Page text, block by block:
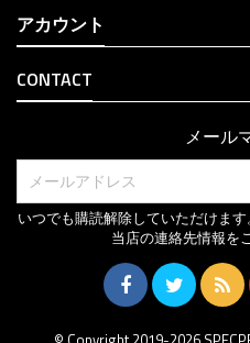
アカウント
CONTACT
メール
いつでも購読解除していただけま
当店の連絡先情報を